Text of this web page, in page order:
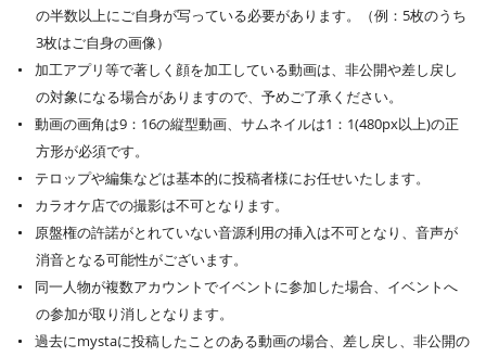
の半数以上にご自身が写っている必要があります。（例：5枚のうち
3枚はご自身の画像）
加工アプリ等で著しく顔を加工している動画は、非公開や差し戻し
の対象になる場合がありますので、予めご了承ください。
動画の画角は9：16の縦型動画、サムネイルは1：1(480px以上)の正
方形が必須です。
テロップや編集などは基本的に投稿者様にお任せいたします。
カラオケ店での撮影は不可となります。
原盤権の許諾がとれていない音源利用の挿入は不可となり、音声が
消音となる可能性がございます。
同一人物が複数アカウントでイベントに参加した場合、イベントへ
の参加が取り消しとなります。
過去にmystaに投稿したことのある動画の場合、差し戻し、非公開の